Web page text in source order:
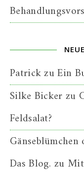
PatrickzuEin
Silke Bickerzu
Feldsalat?
Das Blog. zu